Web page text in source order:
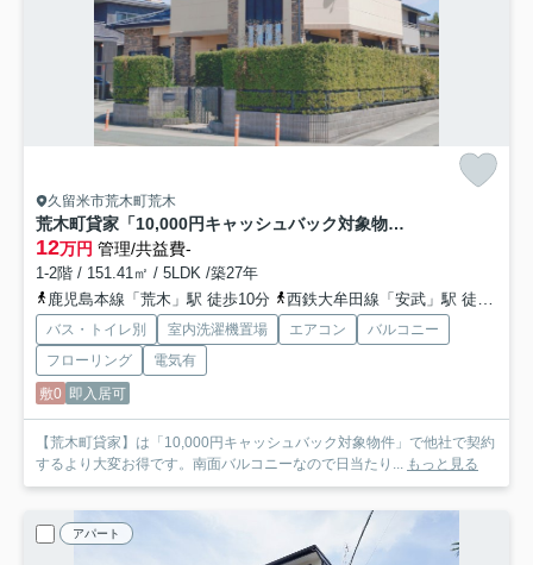
久留米市荒木町荒木
荒木町貸家「10,000円キャッシュバック対象物件」
12万円 管理/共益費-
1-2階 / 151.41㎡ / 5LDK /築27年
鹿児島本線「荒木」駅 徒歩10分
西鉄大牟田線「安武」駅 徒歩30分
バス・トイレ別 室内洗濯機置場 エアコン
バルコニー
フローリング
電気有
敷0 即入居可
【荒木町貸家】は「10,000円キャッシュバック対象物件」で他社で契約
するより大変お得です。南面バルコニーなので日当たり...
もっと見る
アパート